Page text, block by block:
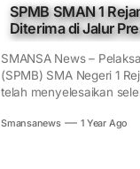
SPMB SMAN 1
Diterima di Jalur
SMANSA News –
(SPMB) SMA Negeri 1
telah menyelesaikan
Smansanews 1 Year Ago